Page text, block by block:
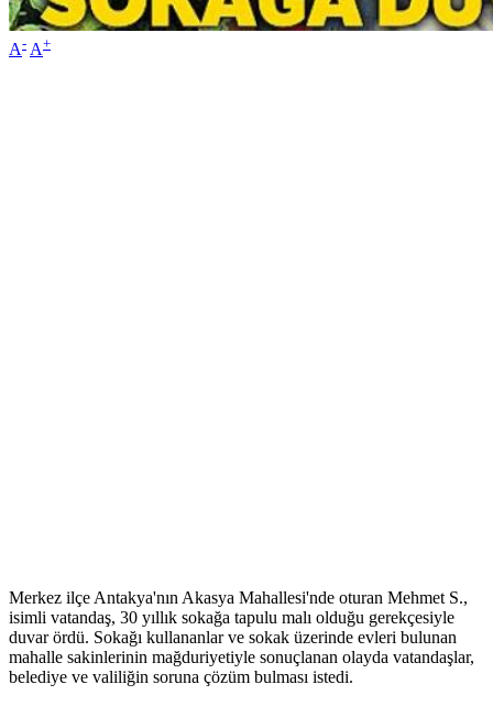
A- A+
Merkez ilçe Antakya'nın Akasya Mahallesi'nde oturan Mehmet S.,
isimli vatandaş, 30 yıllık sokağa tapulu malı olduğu gerekçesiyle
duvar ördü. Sokağı kullananlar ve sokak üzerinde evleri bulunan
mahalle sakinlerinin mağduriyetiyle sonuçlanan olayda vatandaşlar,
belediye ve valiliğin soruna çözüm bulması istedi.